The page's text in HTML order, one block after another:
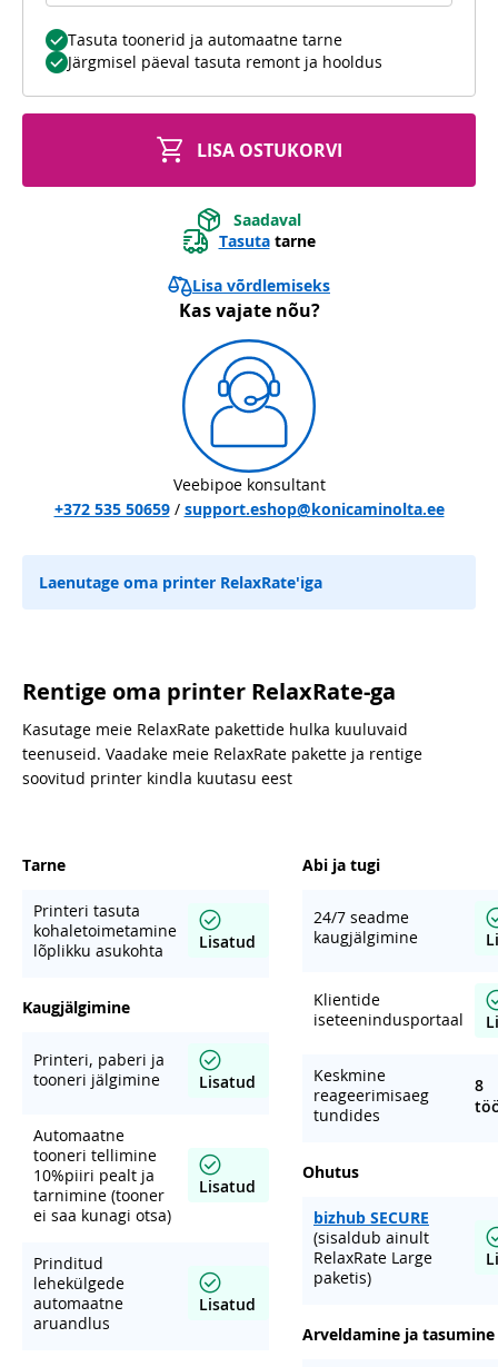
Tasuta toonerid ja automaatne tarne
Järgmisel päeval tasuta remont ja hooldus
LISA OSTUKORVI
Saadaval
Tasuta tarne
Lisa võrdlemiseks
Kas vajate nõu?
Veebipoe konsultant
+372 535 50659/ support.eshop@konicaminolta.ee
Laenutage oma printer RelaxRate'iga
Rentige oma printer RelaxRate-ga
Kasutage meie RelaxRate pakettide hulka kuuluvaid
teenuseid. Vaadake meie RelaxRate pakette ja rentige
soovitud printer kindla kuutasu eest
Tarne
Printeri tasuta
kohaletoimetamine
lõplikku asukohta
Lisatud
Kaugjälgimine
Printeri, paberi ja
tooneri jälgimine
Lisatud
Automaatne
tooneri tellimine
10%piiri pealt ja
tarnimine (tooner
ei saa kunagi otsa)
Lisatud
Prinditud
lehekülgede
automaatne
aruandlus
Lisatud
Abi ja tugi
24/7 seadme
kaugjälgimine
Klientide
iseteenindusportaal
Keskmine
reageerimisaeg
tundides
8
Ohutus
bizhub SECURE
(sisaldub ainult
RelaxRate Large
paketis)
Arveldamine ja tasumine